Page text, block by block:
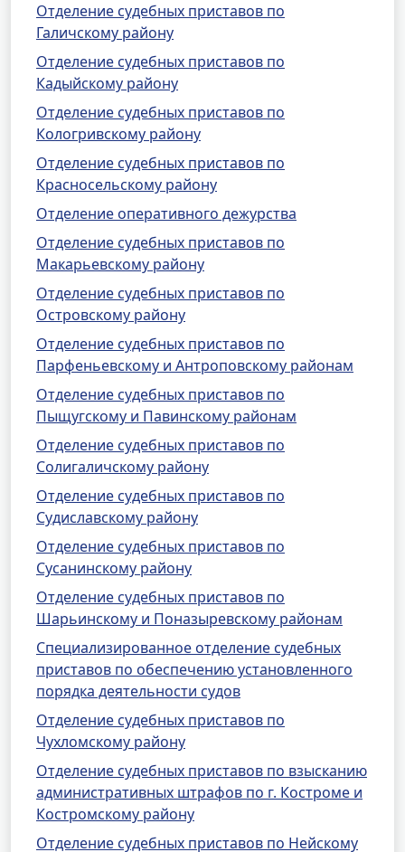
Отделение судебных приставов по
Галичскому району
Отделение судебных приставов по
Кадыйскому району
Отделение судебных приставов по
Кологривскому району
Отделение судебных приставов по
Красносельскому району
Отделение оперативного дежурства
Отделение судебных приставов по
Макарьевскому району
Отделение судебных приставов по
Островскому району
Отделение судебных приставов по
Парфеньевскому и Антроповскому районам
Отделение судебных приставов по
Пыщугскому и Павинскому районам
Отделение судебных приставов по
Солигаличскому району
Отделение судебных приставов по
Судиславскому району
Отделение судебных приставов по
Сусанинскому району
Отделение судебных приставов по
Шарьинскому и Поназыревскому районам
Специализированное отделение судебных
приставов по обеспечению установленного
порядка деятельности судов
Отделение судебных приставов по
Чухломскому району
Отделение судебных приставов по взысканию
административных штрафов по г. Костроме и
Костромскому району
Отделение судебных приставов по Нейскому